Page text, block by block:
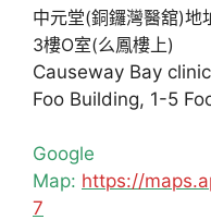
中元堂(銅鑼灣醫舘)地
3樓O室(么鳳樓上)
Causeway Bay
Foo Building, 1-5
Google
Map: https://
7